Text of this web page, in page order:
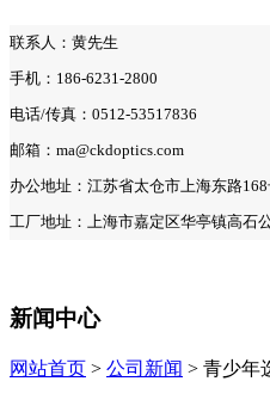
联系人：黄先生
手机：186-6231-2800
电话/传真：0512-53517836
邮箱：ma@ckdoptics.com
办公地址：江苏省太仓市上海东路
工厂地址：上海市嘉定区华亭镇高石
新闻中心
网站首页 > 公司新闻 > 青少年